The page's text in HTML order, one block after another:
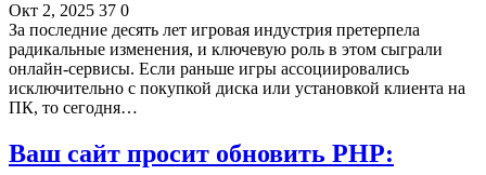
Окт 2, 2025 37 0
За последние десять лет игровая индустрия претерпела
радикальные изменения, и ключевую роль в этом сыграли
онлайн-сервисы. Если раньше игры ассоциировались
исключительно с покупкой диска или установкой клиента на
ПК, то сегодня…
Ваш сайт просит обновить PHP: